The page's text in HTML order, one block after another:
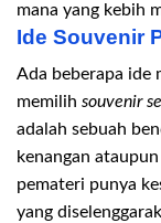
mana yang kebih
Ide Souvenir
Ada beberapa ide
memilih souvenir
adalah sebuah
kenangan
pemateri punya
yang